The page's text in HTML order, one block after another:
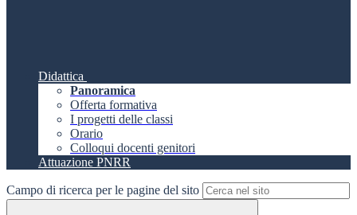
Didattica
Panoramica
Offerta formativa
I progetti delle classi
Orario
Colloqui docenti genitori
Attuazione PNRR
Campo di ricerca per le pagine del sito